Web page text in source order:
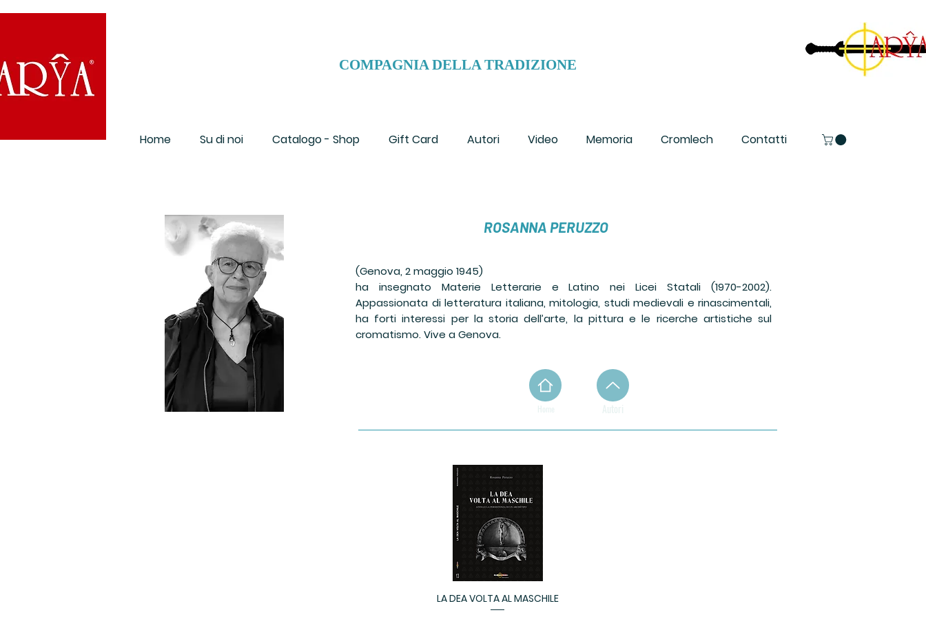
COMPAGNIA DELLA TRADIZIONE
Home Su di noi Catalogo - Shop Gift Card Autori Video Memoria Cromlech Contatti
ROSANNA PERUZZO
(Genova, 2 maggio 1945)
ha insegnato Materie Letterarie e Latino nei Licei Statali (1970-2002).
Appassionata di letteratura italiana, mitologia, studi medievali e rinascimentali,
ha forti interessi per la storia dell’arte, la pittura e le ricerche artistiche sul
cromatismo. Vive a Genova.
Home Autori
LA DEA VOLTA AL MASCHILE